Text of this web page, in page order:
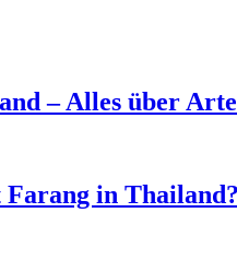
– Alles über
Farang in Thailand?